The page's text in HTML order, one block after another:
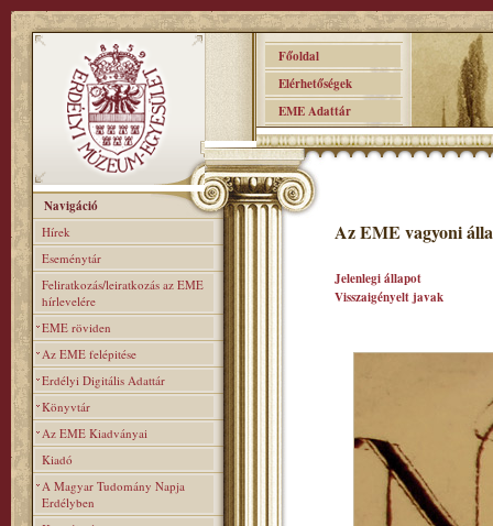
Főoldal
Elérhetőségek
EME Adattár
Navigáció
Hírek
Eseménytár
Feliratkozás/leiratkozás az EME
hírlevelére
EME röviden
Az EME felépitése
Erdélyi Digitális Adattár
Könyvtár
Az EME Kiadványai
Kiadó
A Magyar Tudomány Napja
Erdélyben
Az EME vagyoni
Jelenlegi állapot
Visszaigényelt javak